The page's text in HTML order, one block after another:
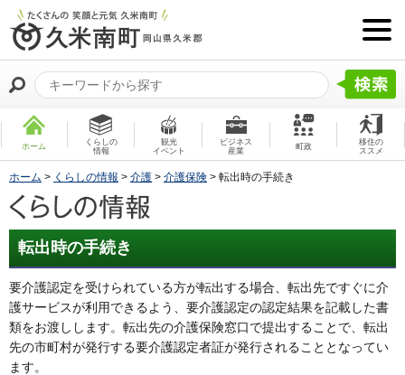
ホーム
くらしの
情報
観光
イベント
ビジネス
産業
町政
移住の
ススメ
ホーム > くらしの情報 > 介護 > 介護保険 > 転出時の手続き
転出時の手続き
要介護認定を受けられている方が転出する場合、転出先ですぐに介
護サービスが利用できるよう、要介護認定の認定結果を記載した書
類をお渡しします。転出先の介護保険窓口で提出することで、転出
先の市町村が発行する要介護認定者証が発行されることとなってい
ます。